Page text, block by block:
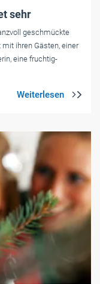
sehr
geschmückte
ihren Gästen, einer
eine fruchtig-